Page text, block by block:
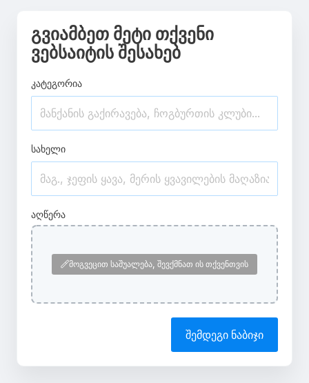
გვიამბეთ მეტი თქვენი
ვებსაიტის შესახებ
კატეგორია
სახელი
აღწერა
მოგვეცით საშუალება, შევქმნათ ის თქვენთვის
შემდეგი ნაბიჯი